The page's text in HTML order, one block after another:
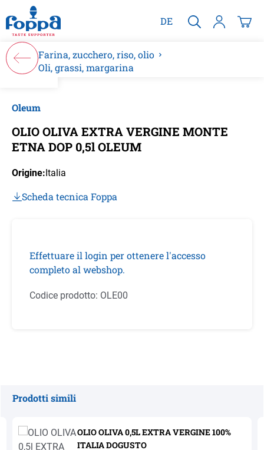
principale
DE
Farina, zucchero, riso, olio
Oli, grassi, margarina
Oleum
OLIO OLIVA EXTRA VERGINE MONTE
ETNA DOP 0,5l OLEUM
Origine:Italia
Scheda tecnica Foppa
Effettuare il login per ottenere l'accesso
completo al webshop.
Codice prodotto: OLE00
Prodotti simili
OLIO OLIVA 0,5L EXTRA VERGINE 100%
ITALIA DOGUSTO